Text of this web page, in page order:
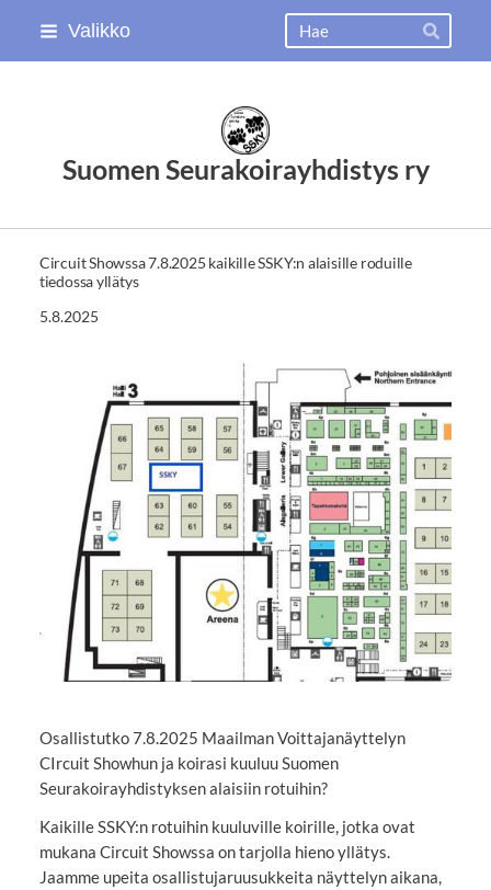
Siirry
Valikko
Hae
Suomen Seurakoirayhdistys ry
Circuit Showssa 7.8.2025 kaikille SSKY:n alaisille roduille
tiedossa yllätys
5.8.2025
Osallistutko 7.8.2025 Maailman Voittajanäyttelyn
CIrcuit Showhun ja koirasi kuuluu Suomen
Seurakoirayhdistyksen alaisiin rotuihin?
Kaikille SSKY:n rotuihin kuuluville koirille, jotka ovat
mukana Circuit Showssa on tarjolla hieno yllätys.
Jaamme upeita osallistujaruusukkeita näyttelyn aikana,